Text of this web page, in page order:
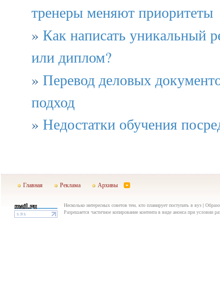
тренеры меняют приоритеты
» Как написать уникальный
или диплом?
» Перевод деловых
подход
» Недостатки обучения
Главная Реклама Архивы
Несколько интересных советов тем, кто планирует поступать в вуз |
Разрешается частичное копирование контента в виде анонса при условии